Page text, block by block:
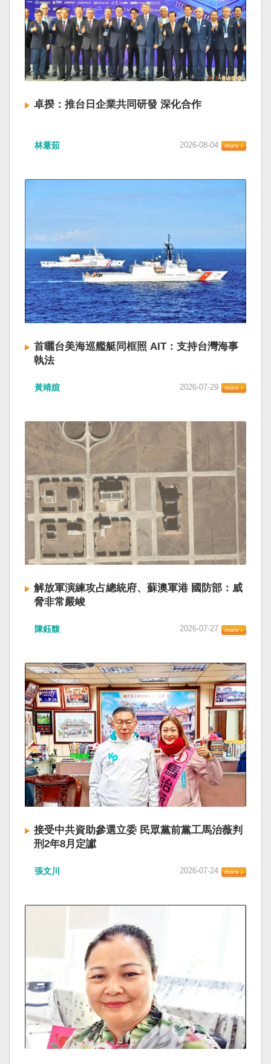
卓揆：推台日企業共同研發 深化合作
林薏茹 2026-08-04
首曬台美海巡艦艇同框照 AIT：支持台灣海事
執法
黃靖媗 2026-07-29
解放軍演練攻占總統府、蘇澳軍港 國防部：威
脅非常嚴峻
陳鈺馥 2026-07-27
接受中共資助參選立委 民眾黨前黨工馬治薇判
刑2年8月定讞
張文川 2026-07-24